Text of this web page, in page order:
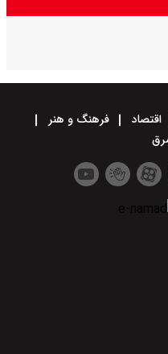
اقتصاد
فرهنگ و هنر